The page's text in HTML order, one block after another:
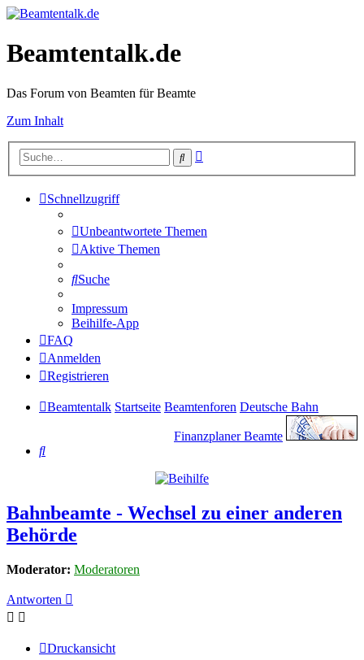
Beamtentalk.de
Das Forum von Beamten für Beamte
Zum Inhalt
Suche
Schnellzugriff
Unbeantwortete Themen
Aktive Themen
Suche
Impressum
Beihilfe-App
FAQ
Anmelden
Registrieren
Beamtentalk Startseite Beamtenforen Deutsche Bahn
Finanzplaner Beamte
Suche
Bahnbeamte - Wechsel zu einer anderen
Behörde
Moderator: Moderatoren
Antworten
Druckansicht